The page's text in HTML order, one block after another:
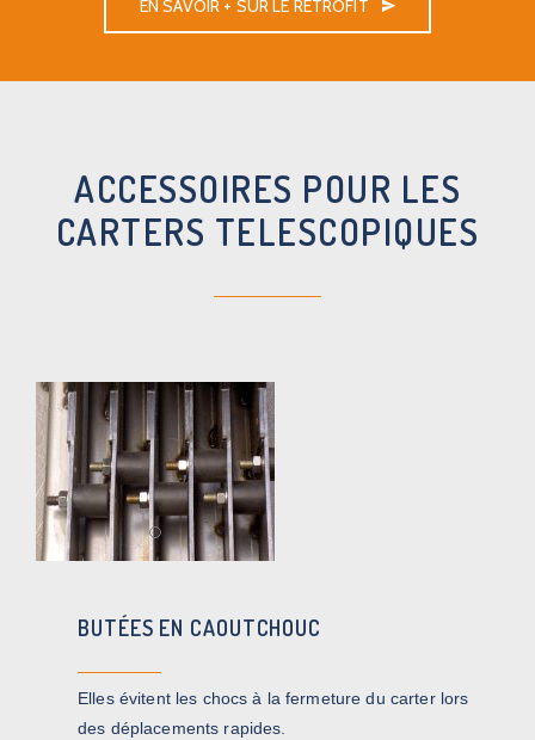
EN SAVOIR + SUR LE RETROFIT
ACCESSOIRES POUR LES
CARTERS TELESCOPIQUES
BUTÉES EN CAOUTCHOUC
Elles évitent les chocs à la fermeture du carter lors
des déplacements rapides.